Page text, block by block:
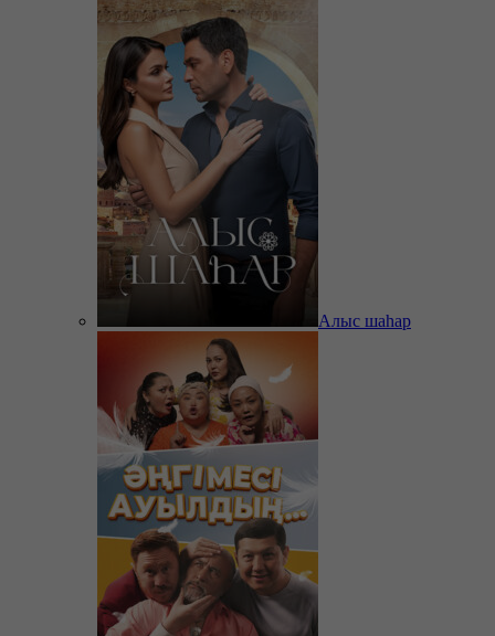
Алыс шаһар